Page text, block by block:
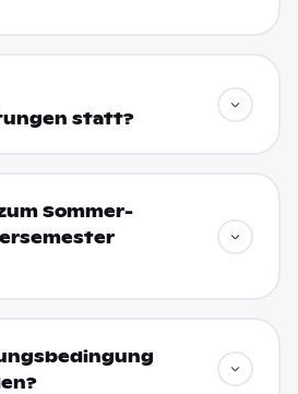
statt?
Sommer-